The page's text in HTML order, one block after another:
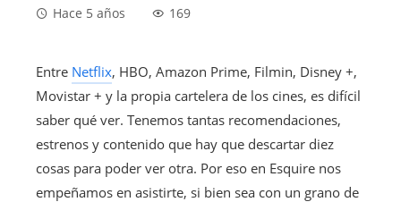
Hace 5 años
169
Entre Netflix, HBO, Amazon Prime, Filmin, Disney +,
Movistar + y la propia cartelera de los cines, es difícil
saber qué ver. Tenemos tantas recomendaciones,
estrenos y contenido que hay que descartar diez
cosas para poder ver otra. Por eso en Esquire nos
empeñamos en asistirte, si bien sea con un grano de